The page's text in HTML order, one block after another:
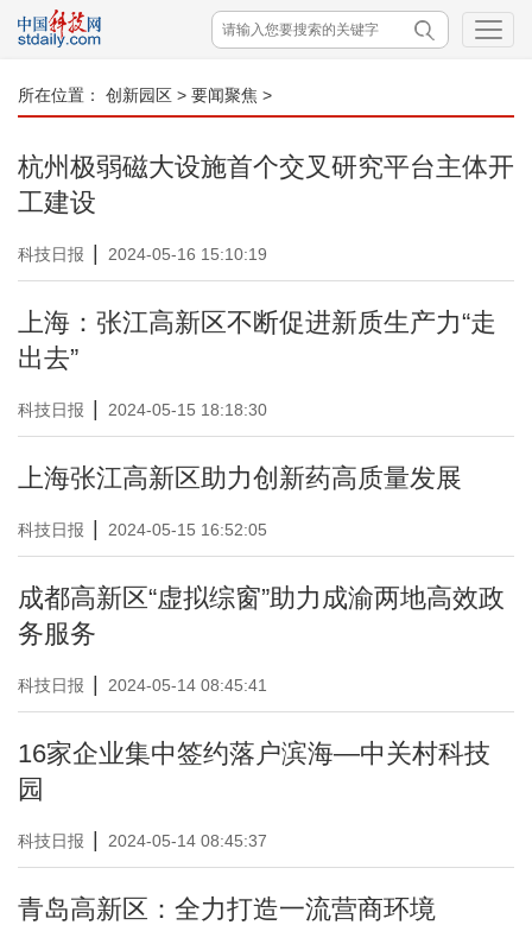
所在位置： 创新园区 > 要闻聚焦 >
杭州极弱磁大设施首个交叉研究平台主体开
工建设
科技日报 2024-05-16 15:10:19
上海：张江高新区不断促进新质生产力“走
出去”
科技日报 2024-05-15 18:18:30
上海张江高新区助力创新药高质量发展
科技日报 2024-05-15 16:52:05
成都高新区“虚拟综窗”助力成渝两地高效政
务服务
科技日报 2024-05-14 08:45:41
16家企业集中签约落户滨海—中关村科技
园
科技日报 2024-05-14 08:45:37
青岛高新区：全力打造一流营商环境